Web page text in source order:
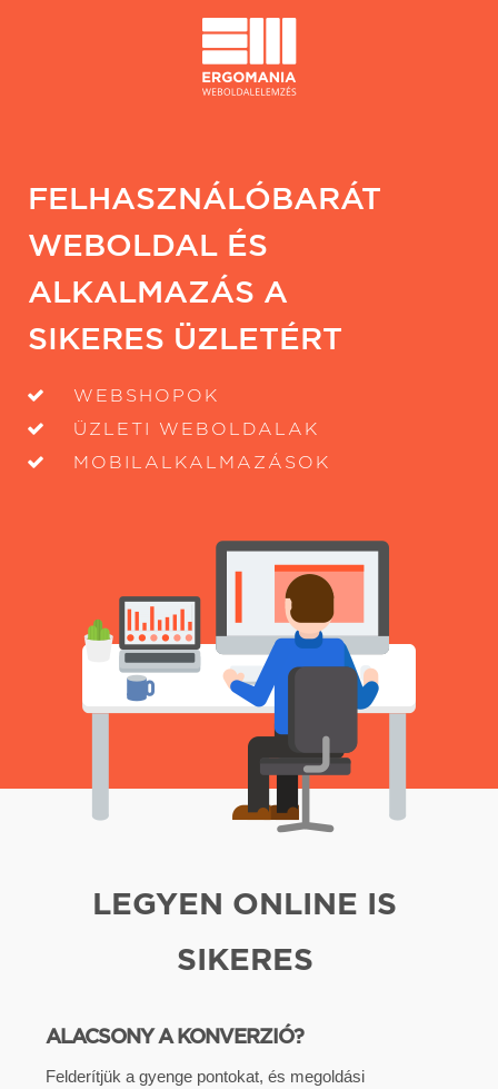
FELHASZNÁLÓBARÁT
WEBOLDAL ÉS
ALKALMAZÁS A
SIKERES ÜZLETÉRT
WEBSHOPOK
ÜZLETI WEBOLDALAK
MOBILALKALMAZÁSOK
LEGYEN ONLINE IS
SIKERES
ALACSONY A KONVERZIÓ?
Felderítjük a gyenge pontokat, és megoldási